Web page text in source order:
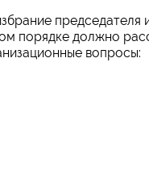
председателя
порядке должно
вопросы: